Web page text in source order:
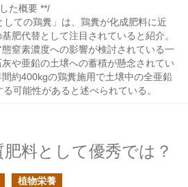
た概要 **/
しての鶏糞」は、鶏糞が化成肥料に近
肥代替として注目されていると紹介。
窒素濃度への影響が検討されている一
や亜鉛の土壌への蓄積が懸念されてい
約400kgの鶏糞施用で土壌中の全亜鉛
可能性があると述べられている。
料として優秀では？
植物栄養